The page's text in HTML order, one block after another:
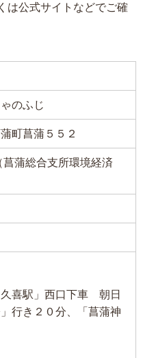
は公式サイトなどでご確
のふじ
町菖蒲５５２
蒲総合支所環境経済
久喜駅」西口下車 朝日
行き２０分、「菖蒲神